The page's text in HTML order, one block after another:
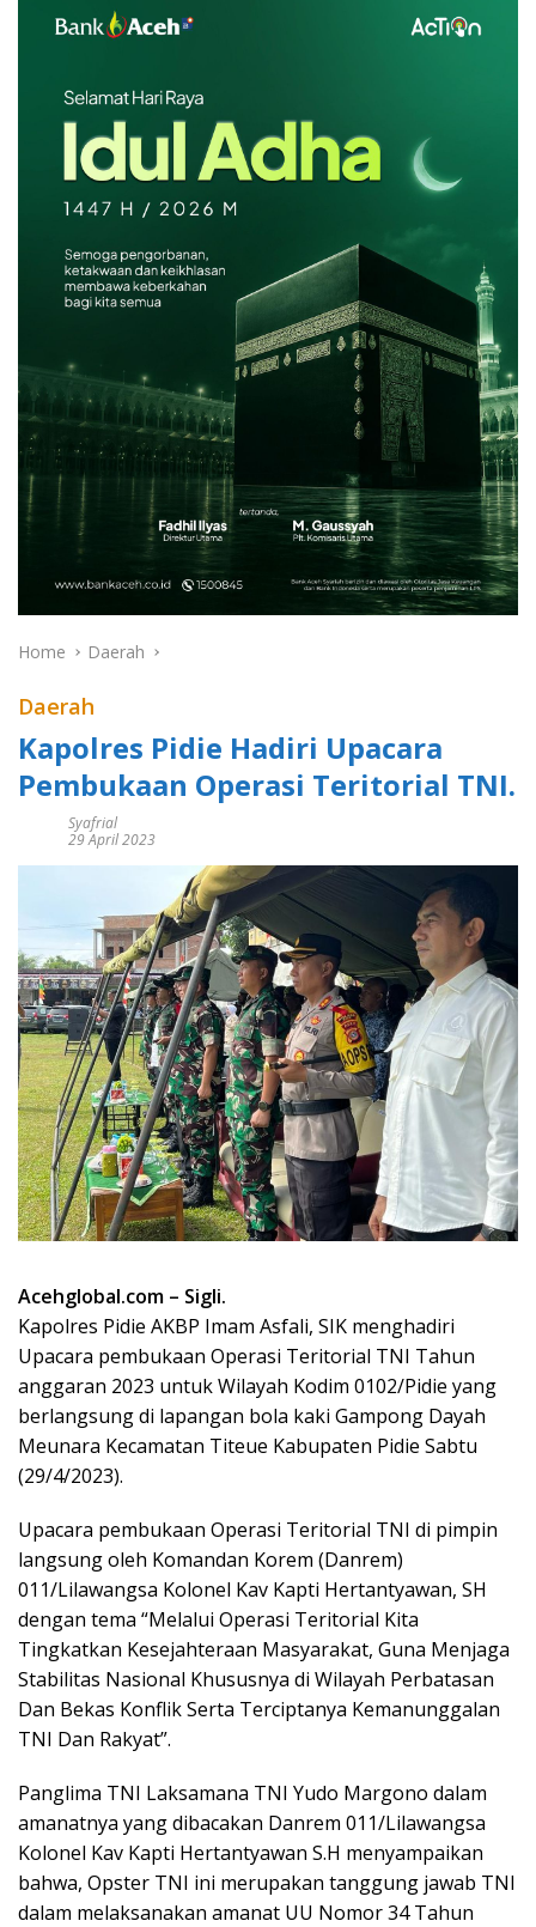
Home Daerah
Daerah
Kapolres Pidie Hadiri Upacara
Pembukaan Operasi Teritorial TNI.
Syafrial
29 April 2023
Acehglobal.com – Sigli.
Kapolres Pidie AKBP Imam Asfali, SIK menghadiri
Upacara pembukaan Operasi Teritorial TNI Tahun
anggaran 2023 untuk Wilayah Kodim 0102/Pidie yang
berlangsung di lapangan bola kaki Gampong Dayah
Meunara Kecamatan Titeue Kabupaten Pidie Sabtu
(29/4/2023).
Upacara pembukaan Operasi Teritorial TNI di pimpin
langsung oleh Komandan Korem (Danrem)
011/Lilawangsa Kolonel Kav Kapti Hertantyawan, SH
dengan tema “Melalui Operasi Teritorial Kita
Tingkatkan Kesejahteraan Masyarakat, Guna Menjaga
Stabilitas Nasional Khususnya di Wilayah Perbatasan
Dan Bekas Konflik Serta Terciptanya Kemanunggalan
TNI Dan Rakyat”.
Panglima TNI Laksamana TNI Yudo Margono dalam
amanatnya yang dibacakan Danrem 011/Lilawangsa
Kolonel Kav Kapti Hertantyawan S.H menyampaikan
bahwa, Opster TNI ini merupakan tanggung jawab TNI
dalam melaksanakan amanat UU Nomor 34 Tahun